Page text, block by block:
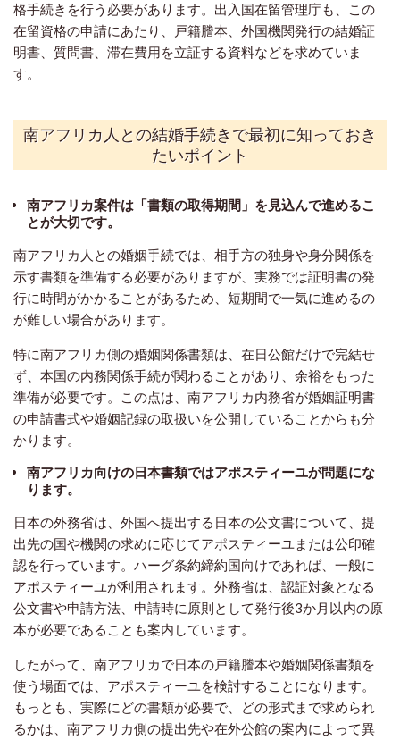
格手続きを行う必要があります。出入国在留管理庁も、この
在留資格の申請にあたり、戸籍謄本、外国機関発行の結婚証
明書、質問書、滞在費用を立証する資料などを求めていま
す。
南アフリカ人との結婚手続きで最初に知っておき
たいポイント
南アフリカ案件は「書類の取得期間」を見込んで進めるこ
とが大切です。
南アフリカ人との婚姻手続では、相手方の独身や身分関係を
示す書類を準備する必要がありますが、実務では証明書の発
行に時間がかかることがあるため、短期間で一気に進めるの
が難しい場合があります。
特に南アフリカ側の婚姻関係書類は、在日公館だけで完結せ
ず、本国の内務関係手続が関わることがあり、余裕をもった
準備が必要です。この点は、南アフリカ内務省が婚姻証明書
の申請書式や婚姻記録の取扱いを公開していることからも分
かります。
南アフリカ向けの日本書類ではアポスティーユが問題にな
ります。
日本の外務省は、外国へ提出する日本の公文書について、提
出先の国や機関の求めに応じてアポスティーユまたは公印確
認を行っています。ハーグ条約締約国向けであれば、一般に
アポスティーユが利用されます。外務省は、認証対象となる
公文書や申請方法、申請時に原則として発行後3か月以内の原
本が必要であることも案内しています。
したがって、南アフリカで日本の戸籍謄本や婚姻関係書類を
使う場面では、アポスティーユを検討することになります。
もっとも、実際にどの書類が必要で、どの形式まで求められ
るかは、南アフリカ側の提出先や在外公館の案内によって異